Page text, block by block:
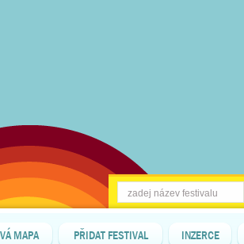
MAPA PŘIDAT FESTIVAL INZERCE